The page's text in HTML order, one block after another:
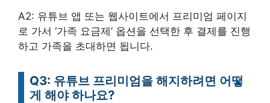
A2: 유튜브 앱 또는 웹사이트에서 프리미엄 페이지
로 가서 ‘가족 요금제’ 옵션을 선택한 후 결제를 진행
하고 가족을 초대하면 됩니다.
Q3: 유튜브 프리미엄을 해지하려면 어떻
게 해야 하나요?